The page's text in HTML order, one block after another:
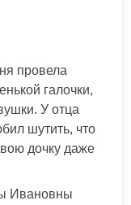
провела
галочки,
У отца
шутить, что
дочку даже
Ивановны